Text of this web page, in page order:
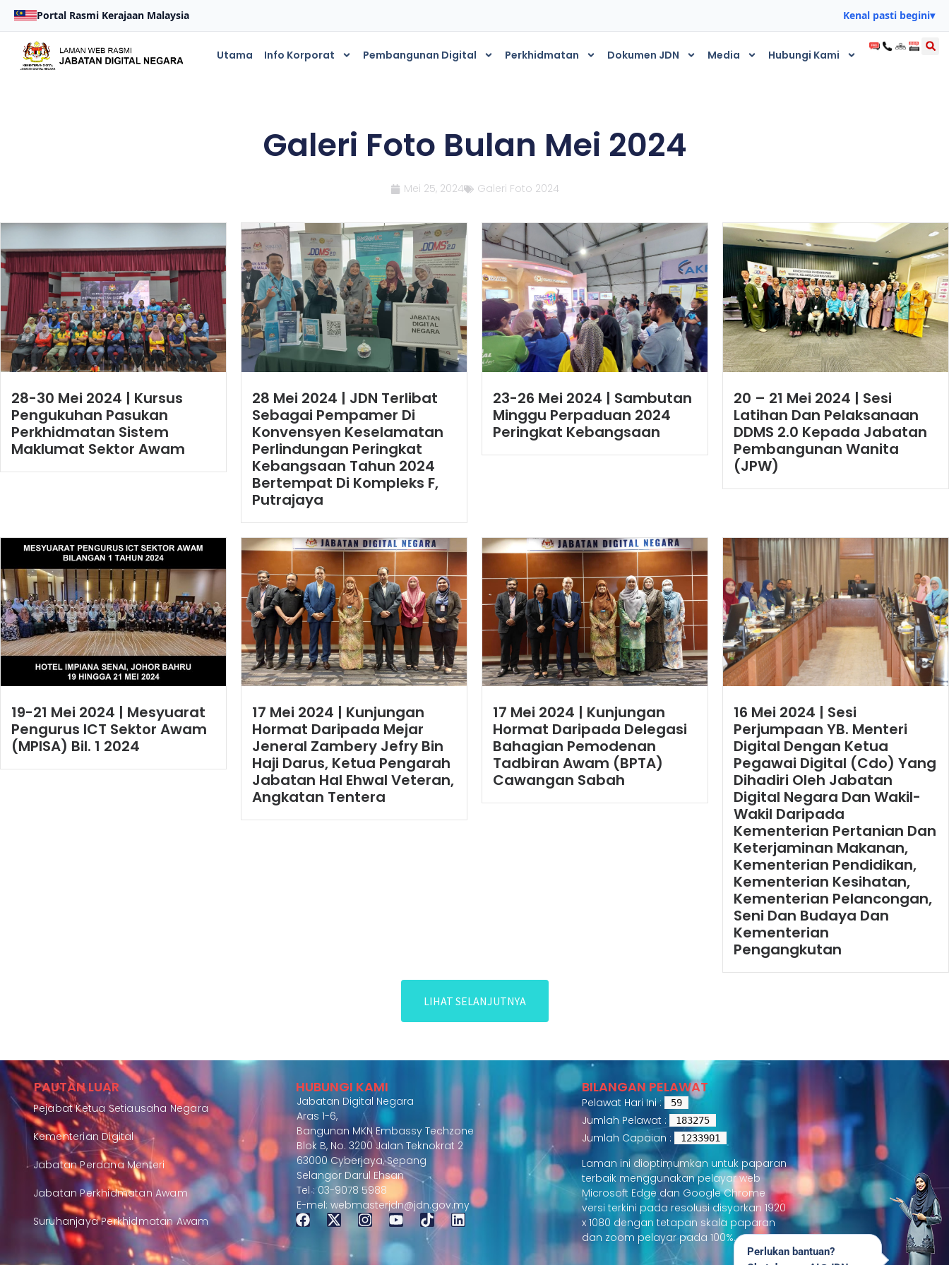
Portal Rasmi Kerajaan Malaysia Kenal pasti begini▾
Utama Info Korporat Pembangunan Digital Perkhidmatan Dokumen JDN Media Hubungi Kami
Perlukan bantuan?
Galeri Foto Bulan Mei 2024
Mei 25, 2024 Galeri Foto 2024
28-30 Mei 2024 | Kursus
Pengukuhan Pasukan
Perkhidmatan Sistem
Maklumat Sektor Awam
28 Mei 2024 | JDN Terlibat
Sebagai Pempamer Di
Konvensyen Keselamatan
Perlindungan Peringkat
Kebangsaan Tahun 2024
Bertempat Di Kompleks F,
Putrajaya
23-26 Mei 2024 | Sambutan
Minggu Perpaduan 2024
Peringkat Kebangsaan
20 – 21 Mei 2024 | Sesi
Latihan Dan Pelaksanaan
DDMS 2.0 Kepada Jabatan
Pembangunan Wanita
(JPW)
19-21 Mei 2024 | Mesyuarat
Pengurus ICT Sektor Awam
(MPISA) Bil. 1 2024
17 Mei 2024 | Kunjungan
Hormat Daripada Mejar
Jeneral Zambery Jefry Bin
Haji Darus, Ketua Pengarah
Jabatan Hal Ehwal Veteran,
Angkatan Tentera
17 Mei 2024 | Kunjungan
Hormat Daripada Delegasi
Bahagian Pemodenan
Tadbiran Awam (BPTA)
Cawangan Sabah
16 Mei 2024 | Sesi
Perjumpaan YB. Menteri
Digital Dengan Ketua
Pegawai Digital (Cdo) Yang
Dihadiri Oleh Jabatan
Digital Negara Dan Wakil-
Wakil Daripada
Kementerian Pertanian Dan
Keterjaminan Makanan,
Kementerian Pendidikan,
Kementerian Kesihatan,
Kementerian Pelancongan,
Seni Dan Budaya Dan
Kementerian
Pengangkutan
LIHAT SELANJUTNYA
PAUTAN LUAR
Pejabat Ketua Setiausaha Negara
Kementerian Digital
Jabatan Perdana Menteri
Jabatan Perkhidmatan Awam
Suruhanjaya Perkhidmatan Awam
HUBUNGI KAMI
Jabatan Digital Negara
Aras 1-6,
Bangunan MKN Embassy Techzone
Blok B, No. 3200 Jalan Teknokrat 2
63000 Cyberjaya, Sepang
Selangor Darul Ehsan
Tel : 03-9078 5988
E-mel: webmasterjdn@jdn.gov.my
BILANGAN PELAWAT
Pelawat Hari Ini : 59
Jumlah Pelawat : 183275
Jumlah Capaian : 1233901
Laman ini dioptimumkan untuk paparan
terbaik menggunakan pelayar web
Microsoft Edge dan Google Chrome
versi terkini pada resolusi disyorkan 1920
x 1080 dengan tetapan skala paparan
dan zoom pelayar pada 100%.